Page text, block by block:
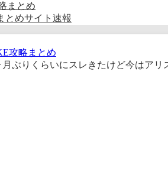
まとめ
とめサイト速報
攻略まとめ
月ぶりくらいにスレきたけど今はアリ